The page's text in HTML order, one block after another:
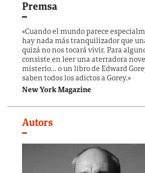
Premsa
«Cuando el mundo parece
hay nada más tranquilizador que
quizá no nos tocará vivir. Para
consiste en leer una aterradora
misterio… o un libro de Edward
saben todos los adictos a Gorey.»
New York Magazine
Autors